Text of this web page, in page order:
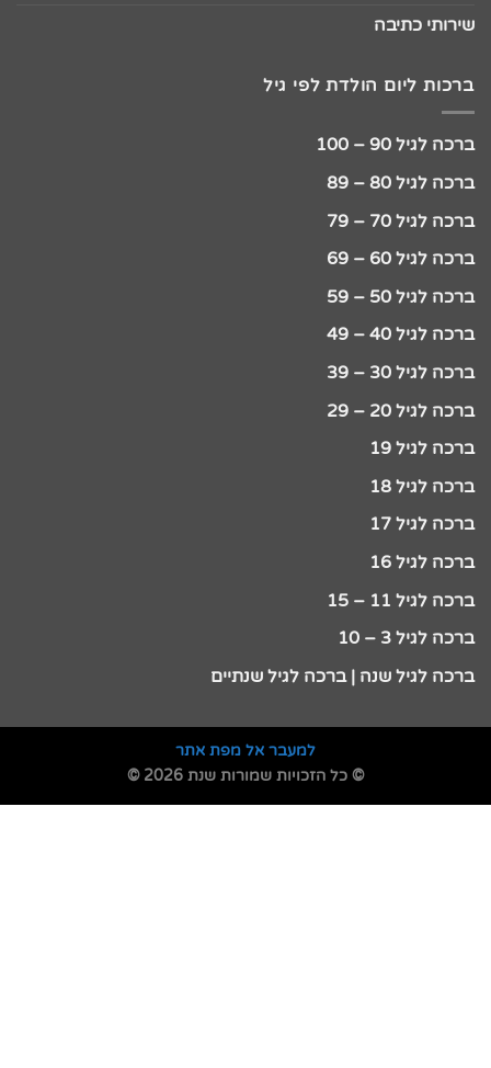
שירותי כתיבה
ברכות ליום הולדת לפי גיל
ברכה לגיל 90 – 100
ברכה לגיל 80 – 89
ברכה לגיל 70 – 79
ברכה לגיל 60 – 69
ברכה לגיל 50 – 59
ברכה לגיל 40 – 49
ברכה לגיל 30 – 39
ברכה לגיל 20 – 29
ברכה לגיל 19
ברכה לגיל 18
ברכה לגיל 17
ברכה לגיל 16
ברכה לגיל 11 – 15
ברכה לגיל 3 – 10
ברכה לגיל שנה | ברכה לגיל שנתיים
למעבר אל מפת אתר
© כל הזכויות שמורות שנת 2026 ©